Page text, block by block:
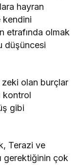
hayran
kendini
etrafında olmak
düşüncesi
olan burçlar
kontrol
gibi
Terazi ve
gerektiğinin çok